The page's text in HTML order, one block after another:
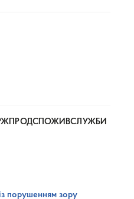
порушенням зору